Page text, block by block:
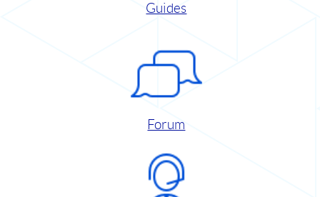
Guides
Forum